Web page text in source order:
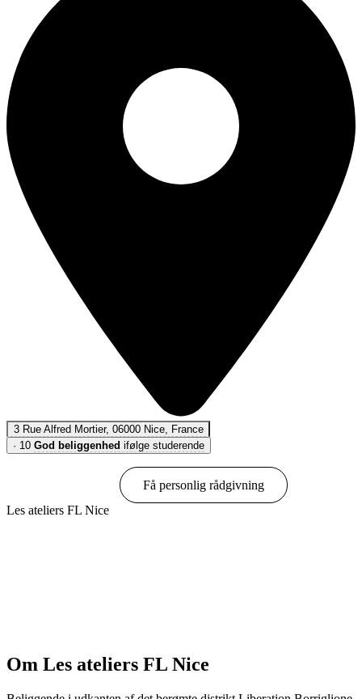
3 Rue Alfred Mortier, 06000 Nice, France
· 10 God beliggenhed ifølge studerende
Få personlig rådgivning
Les ateliers FL Nice
Om Les ateliers FL Nice